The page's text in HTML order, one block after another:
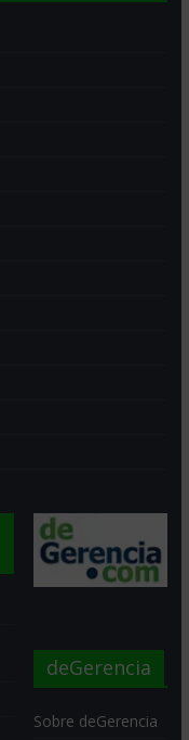
deGerencia
Sobre deGerencia